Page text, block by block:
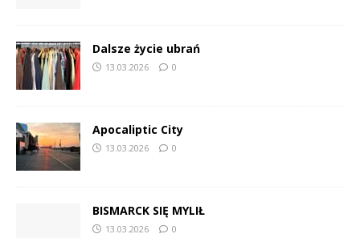
Dalsze życie ubrań
13.03.2026 0
Apocaliptic City
13.03.2026 0
BISMARCK SIĘ MYLIŁ
13.03.2026 0